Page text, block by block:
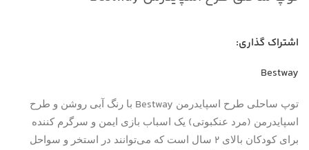
اشتراک گذاری:
Bestway
توپ ساحلی طرح اسپایدرمن Bestway با رنگ آبی روشن و طرح
اسپایدرمن (مرد عنکبوتی) یک اسباب بازی ایمن و سرگرم کننده
برای کودکان بالای 2 سال است که می‌توانند در استخر و سواحل